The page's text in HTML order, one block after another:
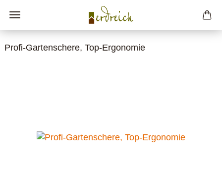
Profi-Gartenschere, Top-Ergonomie